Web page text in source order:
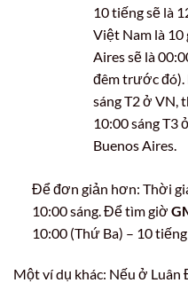
10 tiếng sẽ là
Việt Nam là 10
Aires sẽ là
đêm trước đó).
sáng T2 ở VN,
10:00 sáng T3
Buenos Aires.
Để đơn giản hơn: Thời
10:00 sáng. Để tìm giờ
10:00 (Thứ Ba) – 10
Một ví dụ khác: Nếu ở